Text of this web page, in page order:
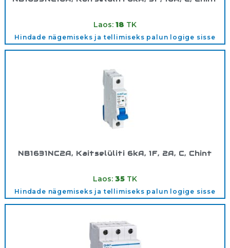
Laos: 18 TK
Hindade nägemiseks ja tellimiseks palun logige sisse
NB1631NC2A, Kaitselüliti 6kA, 1F, 2A, C, Chint
Laos: 35 TK
Hindade nägemiseks ja tellimiseks palun logige sisse